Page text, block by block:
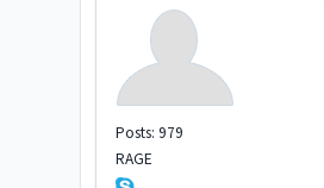
Posts: 979
RAGE